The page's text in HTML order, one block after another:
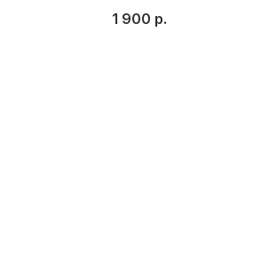
5,5
1 900 р.